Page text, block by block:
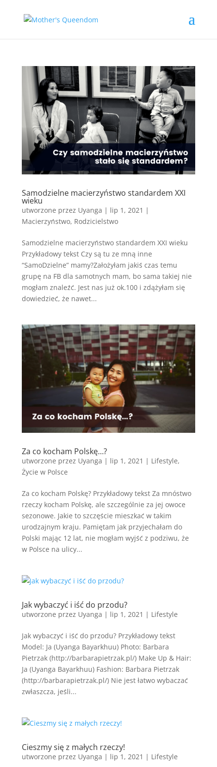
Samodzielne macierzyństwo standardem XXI
wieku
utworzone przez Uyanga | lip 1, 2021 |
Macierzyństwo, Rodzicielstwo
Samodzielne macierzyństwo standardem XXI wieku
Przykładowy tekst Czy są tu ze mną inne
“SamoDzielne” mamy?Założyłam jakiś czas temu
grupę na FB dla samotnych mam, bo sama takiej nie
mogłam znaleźć. Jest nas już ok.100 i zdążyłam się
dowiedzieć, że nawet...
Za co kocham Polskę…?
utworzone przez Uyanga | lip 1, 2021 | Lifestyle,
Życie w Polsce
Za co kocham Polskę? Przykładowy tekst Za mnóstwo
rzeczy kocham Polskę, ale szczególnie za jej owoce
sezonowe. Jakie to szczęście mieszkać w takim
urodzajnym kraju. Pamiętam jak przyjechałam do
Polski mając 12 lat, nie mogłam wyjść z podziwu, że
w Polsce na ulicy...
Jak wybaczyć i iść do przodu?
utworzone przez Uyanga | lip 1, 2021 | Lifestyle
Jak wybaczyć i iść do przodu? Przykładowy tekst
Model: Ja (Uyanga Bayarkhuu) Photo: Barbara
Pietrzak (http://barbarapietrzak.pl/) Make Up & Hair:
Ja (Uyanga Bayarkhuu) Fashion: Barbara Pietrzak
(http://barbarapietrzak.pl/) Nie jest łatwo wybaczać
zwłaszcza, jeśli...
Cieszmy się z małych rzeczy!
utworzone przez Uyanga | lip 1, 2021 | Lifestyle